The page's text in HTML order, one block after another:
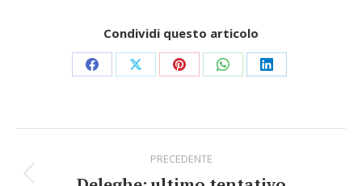
Condividi questo articolo
Share
Facebook
Share
X
Share
Pinterest
Share
WhatsApp
Share
LinkedIn
PRECEDENTE
Stile